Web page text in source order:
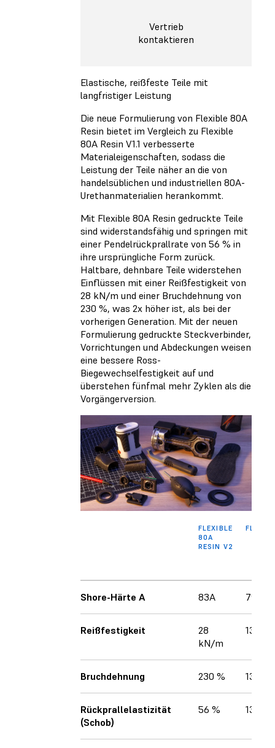
Vertrieb
kontaktieren
Elastische, reißfeste Teile mit
langfristiger Leistung
Die neue Formulierung von Flexible 80A
Resin bietet im Vergleich zu Flexible
80A Resin V1.1 verbesserte
Materialeigenschaften, sodass die
Leistung der Teile näher an die von
handelsüblichen und industriellen 80A-
Urethanmaterialien herankommt.
Mit Flexible 80A Resin gedruckte Teile
sind widerstandsfähig und springen mit
einer Pendelrückprallrate von 56 % in
ihre ursprüngliche Form zurück.
Haltbare, dehnbare Teile widerstehen
Einflüssen mit einer Reißfestigkeit von
28 kN/m und einer Bruchdehnung von
230 %, was 2x höher ist, als bei der
vorherigen Generation. Mit der neuen
Formulierung gedruckte Steckverbinder,
Vorrichtungen und Abdeckungen weisen
eine bessere Ross-
Biegewechselfestigkeit auf und
überstehen fünfmal mehr Zyklen als die
Vorgängerversion.
FLEXIBLE
80A
RESIN V2
Shore-Härte A 83A 79A
Reißfestigkeit
28
kN/m
13
Bruchdehnung 230 % 131%
Rückprallelastizität
(Schob)
56 % 13%